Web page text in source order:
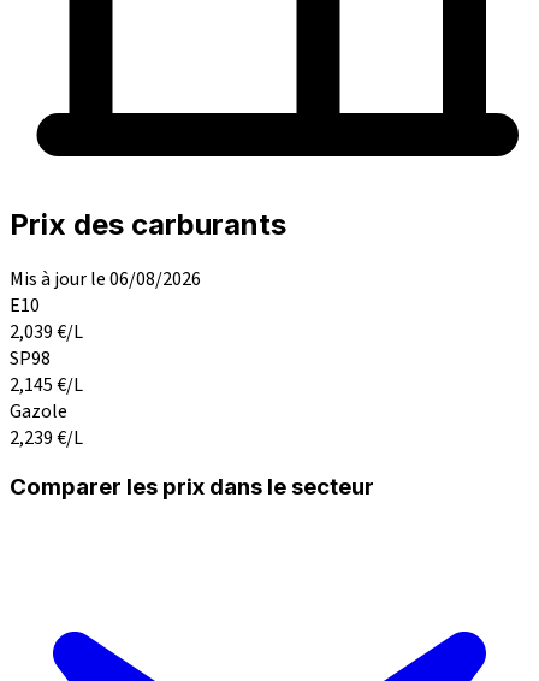
Prix des carburants
Mis à jour le 06/08/2026
E10
2,039€/L
SP98
2,145€/L
Gazole
2,239€/L
Comparer les prix dans le secteur